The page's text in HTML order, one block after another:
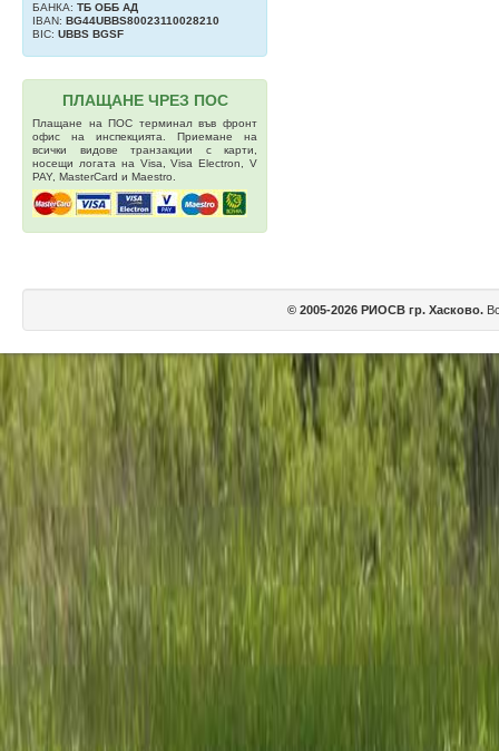
БАНКА: ТБ OББ АД
IBAN: BG44UBBS80023110028210
BIC: UBBS BGSF
ПЛАЩАНЕ ЧРЕЗ ПОС
Плащане на ПОС терминал във фронт
офис на инспекцията. Приемане на
всички видове транзакции с карти,
носещи логата на Visa, Visa Electron, V
PAY, MasterCard и Maestro.
© 2005-2026 РИОСВ гр. Хасково.